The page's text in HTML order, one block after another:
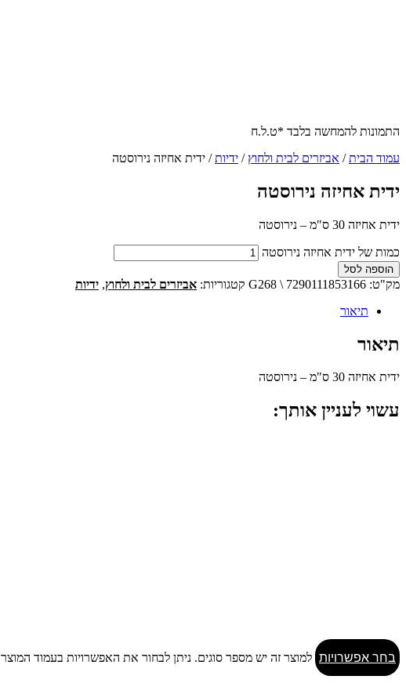
התמונות להמחשה בלבד *ט.ל.ח
עמוד הבית/ אביזרים לבית ולחוץ / ידיות/ ידית אחיזה נירוסטה
ידית אחיזה נירוסטה
ידית אחיזה 30 ס"מ – נירוסטה
כמות של ידית אחיזה נירוסטה
הוספה לסל
מק"ט: G268 \ 7290111853166 קטגוריות: אביזרים לבית ולחוץ, ידיות
תיאור
תיאור
ידית אחיזה 30 ס"מ – נירוסטה
עשוי לעניין אותך:
בחר אפשרויות למוצר זה יש מספר סוגים. ניתן לבחור את האפשרויות בעמוד המוצר